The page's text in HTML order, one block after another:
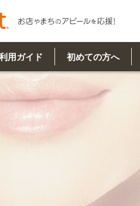
美
用ガイド
取り
初めての方へ
商品